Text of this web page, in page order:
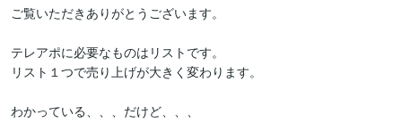
ご覧いただきありがとうございます。
テレアポに必要なものはリストです。
リスト１つで売り上げが大きく変わります。
わかっている、、、だけど、、、